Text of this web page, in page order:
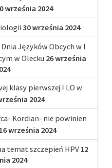
września 2024
30 września 2024
Języków Obcych w I
w Olecku 26 września
klasy pierwszej I LO w
2024
Kordian- nie powinien
16 września 2024
temat szczepień HPV 12
2024